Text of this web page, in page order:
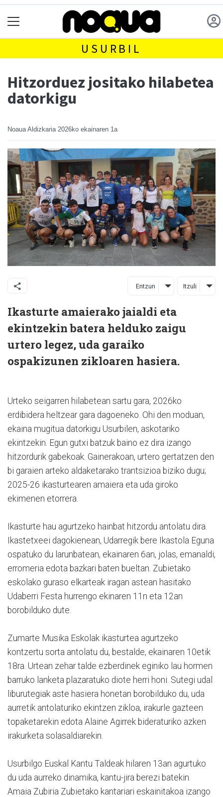
USURBIL
Hitzorduez jositako hilabetea
datorkigu
Noaua Aldizkaria 2026ko ekainaren 1a
Entzun Itzuli
Ikasturte amaierako jaialdi eta
ekintzekin batera helduko zaigu
urtero legez, uda garaiko
ospakizunen zikloaren hasiera.
Urteko seigarren hilabetean sartu gara, 2026ko
erdibidera heltzear gara dagoeneko. Ohi den moduan,
ekaina mugitua datorkigu Usurbilen, askotariko
ekintzekin. Egun gutxi batzuk baino ez dira izango
hitzordurik gabekoak. Gainerakoan, urtero gertatzen den
bi garaien arteko aldaketarako trantsizioa biziko dugu;
2025-26 ikasturtearen amaiera eta uda giroko
ekimenen etorrera.
Ikasturte hau agurtzeko hainbat hitzordu antolatu dira.
Ikastetxeei dagokienean, Udarregik bere Ikastola Eguna
ospatuko du larunbatean, ekainaren 6an, jolas, emanaldi,
erromeria edota bazkari baten bueltan. Zubietako
eskolako guraso elkarteak iragan astean hasitako
Udaberri Festa hurrengo ekinaren 11n eta 12an
borobilduko dute.
Zumarte Musika Eskolak ikasturtea agurtzeko
kontzertu sorta antolatu du, bestalde, ekainaren 10etik
18ra. Urtean zehar talde ezberdinek eginiko lau hormen
barruko lanketa plazaratuko diote herri honi. Sutegi udal
liburutegiak aste hasiera honetan borobilduko du, uda
aurretik antolaturiko ekintzen zikloa, irakurle gazteen
topaketarekin edota Alaine Agirrek bideraturiko azken
irakurketa solasaldiarekin.
Usurbilgo Euskal Kantu Taldeak hilaren 13an agurtuko
du uda aurreko dinamika, kantu-jira berezi batekin.
Amaia Zubiria Zubietako kantariari eskainitakoa izango